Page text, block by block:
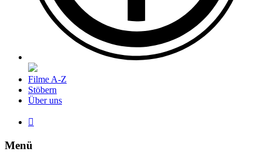
Filme A-Z
Stöbern
Über uns

Menü